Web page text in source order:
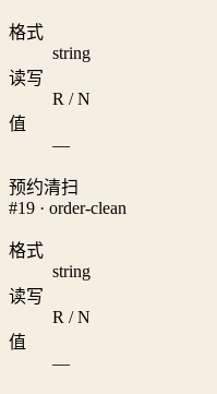
格式
string
读写
R / N
值
—
预约清扫
#19 · order-clean
格式
string
读写
R / N
值
—